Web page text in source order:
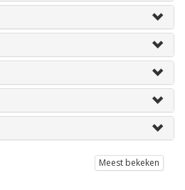
Meest bekeken